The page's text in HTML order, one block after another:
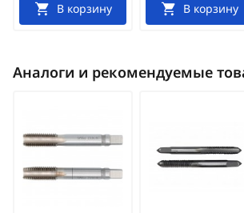
В корзину В корзину
Аналоги и рекомендуемые